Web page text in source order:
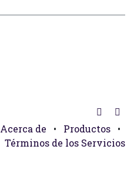
Acerca de • Productos
•
Términos de los Servicios